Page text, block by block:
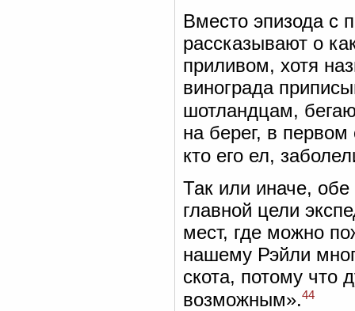
Вместо эпизода с
рассказывают о
приливом, хотя
винограда
шотландцам,
на берег, в первом
кто его ел,
Так или иначе, обе
главной цели
мест, где можно
нашему Рэйли
скота, потому что
возможным».44